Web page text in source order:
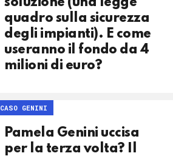
quadro sulla sicurezza
degli impianti). E come
useranno il fondo da 4
milioni di euro?
CASO GENINI
Pamela Genini uccisa
per la terza volta? Il